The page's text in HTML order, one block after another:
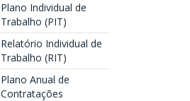
Plano Individual de
Trabalho (PIT)
Relatório Individual de
Trabalho (RIT)
Plano Anual de
Contratações